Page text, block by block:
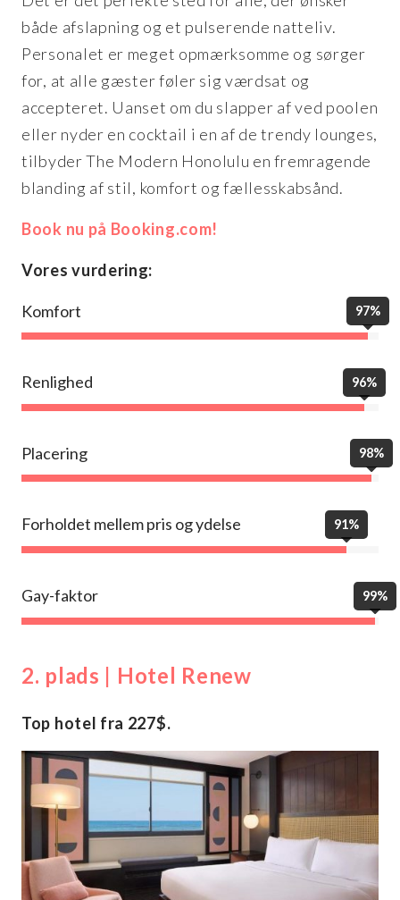
både afslapning og et pulserende natteliv.
Personalet er meget opmærksomme og sørger
for, at alle gæster føler sig værdsat og
accepteret. Uanset om du slapper af ved poolen
eller nyder en cocktail i en af de trendy lounges,
tilbyder The Modern Honolulu en fremragende
blanding af stil, komfort og fællesskabsånd.
Book nu på Booking.com!
Vores vurdering:
Komfort 97%
Renlighed 96%
Placering 98%
Forholdet mellem pris og ydelse 91%
Gay-faktor 99%
2. plads | Hotel Renew
Top hotel fra 227$.